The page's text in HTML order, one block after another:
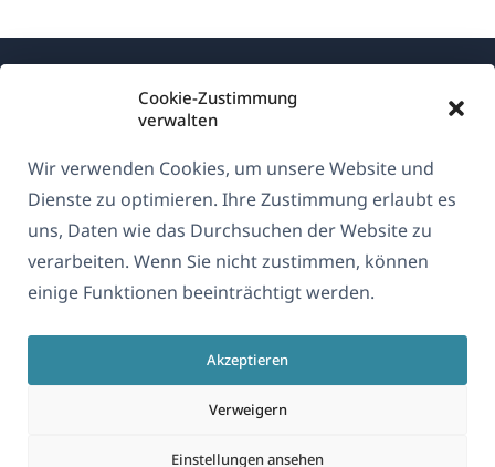
Cookie-Zustimmung
verwalten
Wir verwenden Cookies, um unsere Website und
Dienste zu optimieren. Ihre Zustimmung erlaubt es
uns, Daten wie das Durchsuchen der Website zu
verarbeiten. Wenn Sie nicht zustimmen, können
einige Funktionen beeinträchtigt werden.
Akzeptieren
Verweigern
Einstellungen ansehen
Deutsch
Über WPML
DSGVO & Datenschutzrichtlinie
Unserem Team beitreten(öffnet
in
Fenster)
in
einem
neuen
Fenster)
(öffnet
in
einem
neuen
Fenster)
in
neuen